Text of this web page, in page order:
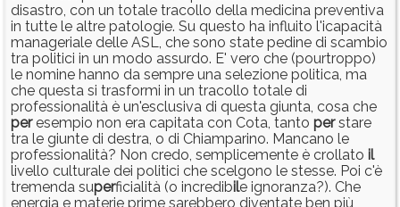
disastro, con un totale tracollo della medicina preventiva
in tutte le altre patologie. Su questo ha influito l'icapacità
manageriale delle ASL, che sono state pedine di scambio
tra politici in un modo assurdo. E' vero che (pourtroppo)
le nomine hanno da sempre una selezione politica, ma
che questa si trasformi in un tracollo totale di
professionalità è un'esclusiva di questa giunta, cosa che
peresempio non era capitata con Cota, tanto perstare
tra le giunte di destra, o di Chiamparino. Mancano le
professionalità? Non credo, semplicemente è crollato il
livello culturale dei politici che scelgono le stesse. Poi c'è
tremenda superficialità (o incredibile ignoranza?). Che
energia e materie prime sarebbero diventate ben più